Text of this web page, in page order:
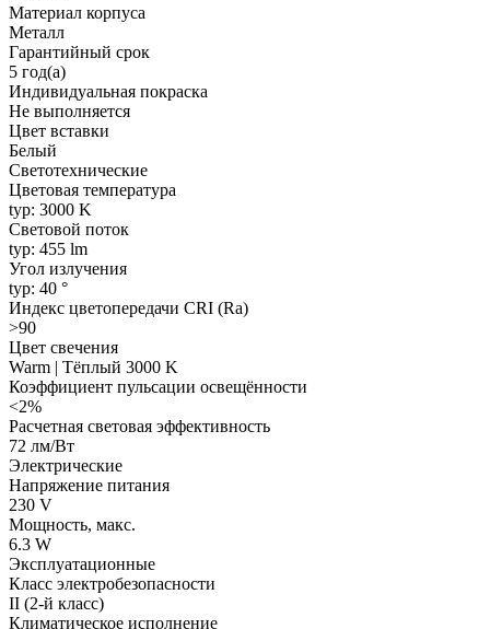
Материал корпуса
Металл
Гарантийный срок
5 год(а)
Индивидуальная покраска
Не выполняется
Цвет вставки
Белый
Светотехнические
Цветовая температура
typ: 3000 K
Световой поток
typ: 455 lm
Угол излучения
typ: 40 °
Индекс цветопередачи CRI (Ra)
>90
Цвет свечения
Warm | Тёплый 3000 K
Коэффициент пульсации освещённости
<2%
Расчетная световая эффективность
72 лм/Вт
Электрические
Напряжение питания
230 V
Мощность, макс.
6.3 W
Эксплуатационные
Класс электробезопасности
II (2-й класс)
Климатическое исполнение